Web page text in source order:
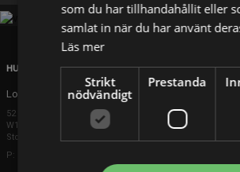
HUVUDKONTOR
London
52 Brook Street
W1K 5DS London
Storbritannien
P: +44 203 608 8181
som du har tillhandahållit eller
samlat in när du har använt
Läs mer
Strikt
nödvändigt
Prestanda